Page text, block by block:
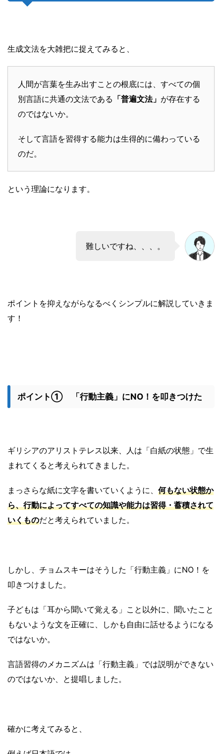
生成文法を大雑把に捉えてみると、
人間が言葉を生み出すことの根底には、すべての個
別言語に共通の文法である 「普遍文法」 が存在する
のではないか。
そして言語を習得する能力は生得的に備わっている
のだ。
という理論になります。
難しいですね、、、。
ポイントを抑えながらなるべくシンプルに解説していきま
す！
ポイント① 「行動主義」にNO！を叩きつけた
ギリシアのアリストテレス以来、人は「白紙の状態」で生
まれてくると考えられてきました。
まっさらな紙に文字を書いていくように、 何もない状態か
ら、行動によってすべての知識や能力は習得・蓄積されて
いくものだと考えられていました。
しかし、チョムスキーはそうした「行動主義」にNO！を
叩きつけました。
子どもは「耳から聞いて覚える」こと以外に、聞いたこと
もないような文を正確に、しかも自由に話せるようになる
ではないか。
言語習得のメカニズムは「行動主義」では説明ができない
のではないか、と提唱しました。
確かに考えてみると、